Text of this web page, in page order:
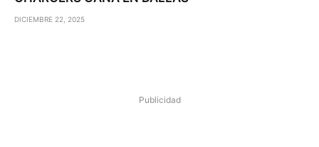
DICIEMBRE 22, 2025
Publicidad